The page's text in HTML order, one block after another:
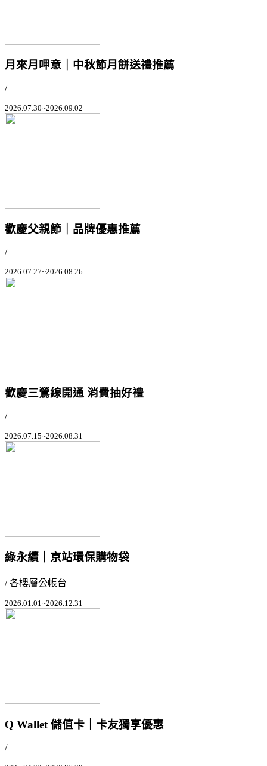
月來月呷意｜中秋節月餅送禮推薦
/
2026.07.30~2026.09.02
歡慶父親節｜品牌優惠推薦
/
2026.07.27~2026.08.26
歡慶三鶯線開通 消費抽好禮
/
2026.07.15~2026.08.31
綠永續｜京站環保購物袋
/ 各樓層公帳台
2026.01.01~2026.12.31
Q Wallet 儲值卡｜卡友獨享優惠
/